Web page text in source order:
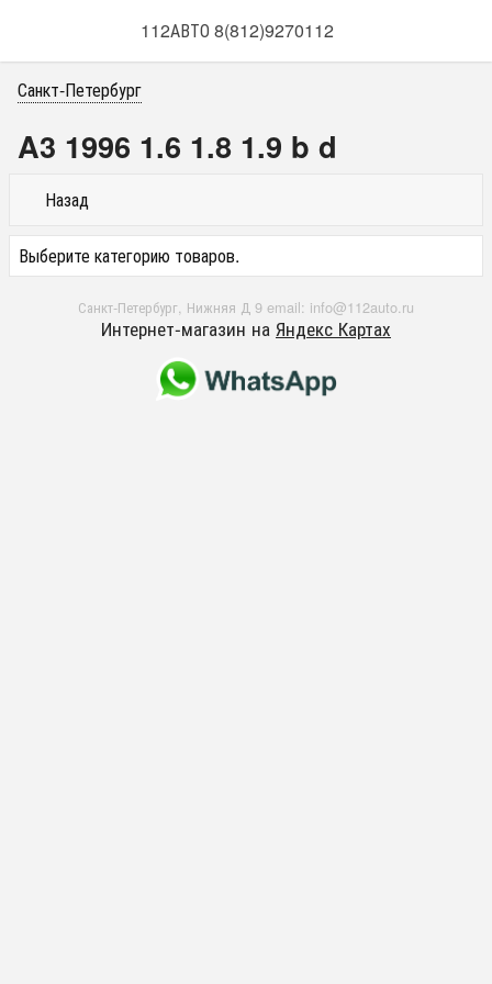
112АВТО 8(812)9270112
Санкт-Петербург
A3 1996 1.6 1.8 1.9 b d
Назад
Выберите категорию товаров.
Санкт-Петербург, Нижняя Д 9 email: info@112auto.ru
Интернет-магазин на Яндекс Картах